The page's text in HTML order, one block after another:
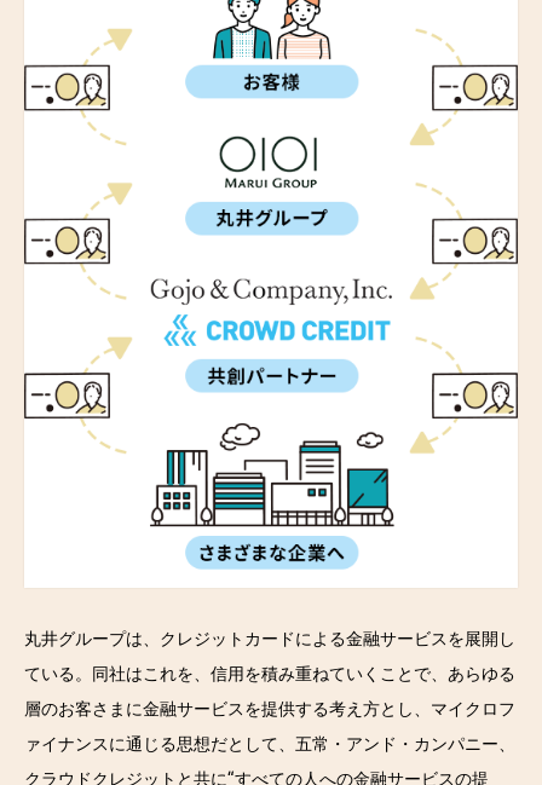
丸井グループは、クレジットカードによる金融サービスを展開し
ている。同社はこれを、信用を積み重ねていくことで、あらゆる
層のお客さまに金融サービスを提供する考え方とし、マイクロフ
ァイナンスに通じる思想だとして、五常・アンド・カンパニー、
クラウドクレジットと共に“すべての人への金融サービスの提